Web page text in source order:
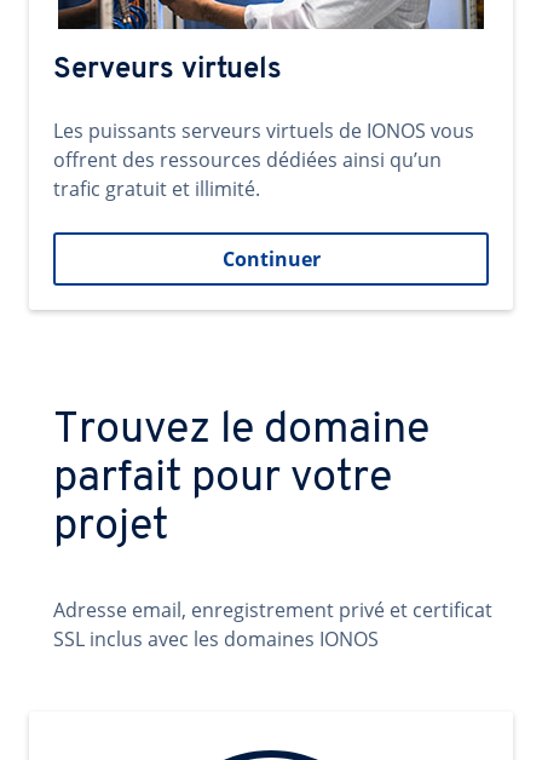
Serveurs virtuels
Les puissants serveurs virtuels de IONOS vous
offrent des ressources dédiées ainsi qu’un
trafic gratuit et illimité.
Continuer
Trouvez le domaine
parfait pour votre
projet
Adresse email, enregistrement privé et certificat
SSL inclus avec les domaines IONOS